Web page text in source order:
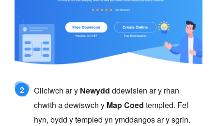
2 Cliciwch ar y Newydd ddewislen ar y rhan
chwith a dewiswch y Map Coed templed. Fel
hyn, bydd y templed yn ymddangos ar y sgrin.